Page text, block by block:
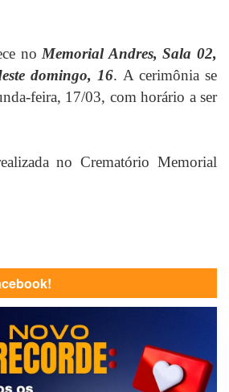
no Memorial Andres, Sala 02,
domingo, 16. A cerimônia se
feira, 17/03, com horário a ser
no Crematório Memorial